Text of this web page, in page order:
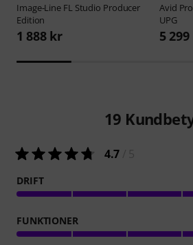
Image-Line FL Studio Producer
Edition
1 888 kr
Avid
UPG
5
19
4.7
DRIFT
FUNKTIONER